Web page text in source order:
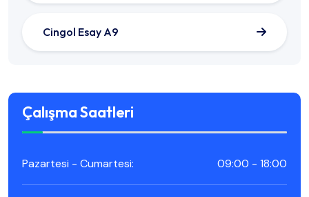
Cingol Esay A9
Çalışma Saatleri
Pazartesi - Cumartesi: 09:00 - 18:00